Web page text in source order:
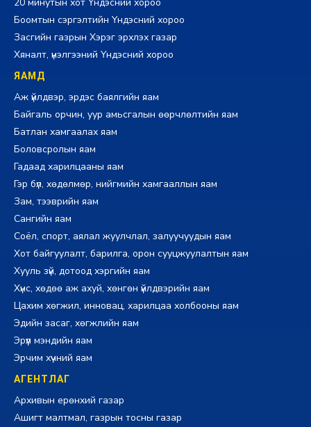
Боомтын сэргэлтийн Үндэсний хороо
Засгийн газрын Хэрэг эрхлэх газар
Хяналт, үнэлгээний Үндэсний хороо
ЯАМД
Аж үйлдвэр, эрдэс баялгийн яам
Байгаль орчин, уур амьсгалын өөрчлөлтийн яам
Батлан хамгаалах яам
Боловсролын яам
Гадаад харилцааны яам
Гэр бүл, хөдөлмөр, нийгмийн хамгааллын яам
Зам, тээврийн яам
Сангийн яам
Соёл, спорт, аялал жуулчлал, залуучуудын яам
Хот байгуулалт, барилга, орон сууцжуулалтын яам
Хууль зүй, дотоод хэргийн яам
Хүнс, хөдөө аж ахуй, хөнгөн үйлдвэрийн яам
Цахим хөгжил, инновац, харилцаа холбооны яам
Эдийн засаг, хөгжлийн яам
Эрүүл мэндийн яам
Эрчим хүчний яам
АГЕНТЛАГ
Архивын ерөнхий газар
Ашигт малтмал, газрын тосны газар